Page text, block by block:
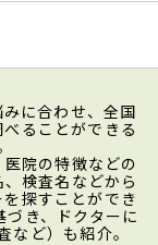
に合わせ、全国
ることができる
院の特徴などの
検査名などから
探すことができ
き、ドクターに
ど）も紹介。